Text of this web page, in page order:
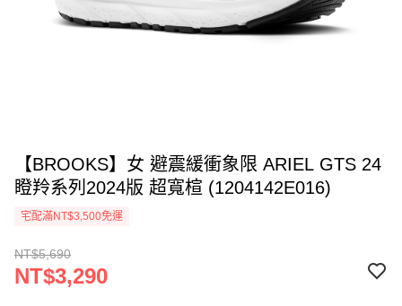
【BROOKS】女 避震緩衝象限 ARIEL GTS 24
瞪羚系列2024版 超寬楦 (1204142E016)
宅配滿NT$3,500免運
NT$5,690
NT$3,290